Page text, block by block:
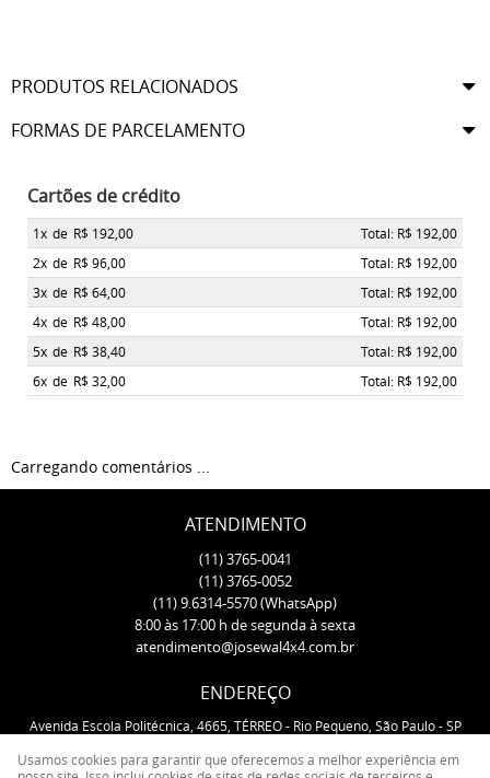
PRODUTOS RELACIONADOS
FORMAS DE PARCELAMENTO
Cartões de crédito
1x de R$ 192,00
Total: R$ 192,00
2x de R$ 96,00
Total: R$ 192,00
3x de R$ 64,00
Total: R$ 192,00
4x de R$ 48,00
Total: R$ 192,00
5x de R$ 38,40
Total: R$ 192,00
6x de R$ 32,00 Total: R$ 192,00
Carregando comentários ...
ATENDIMENTO
(11)3765-0041
(11)3765-0052
(11)9.6314-5570(WhatsApp)
8:00 às 17:00 h de segunda à sexta
atendimento@josewal4x4.com.br
ENDEREÇO
Avenida Escola Politécnica, 4665, TÉRREO- Rio Pequeno, São Paulo-SP
Usamos cookies para garantir que oferecemos a melhor experiência em